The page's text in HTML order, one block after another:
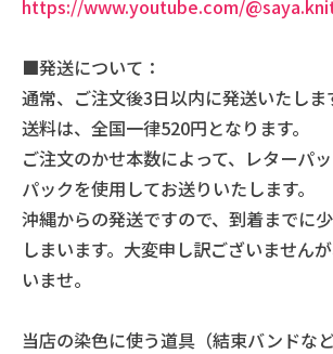
https://www.youtube.com/
■発送について：
通常、ご注文後3日以内に発送いたしま
送料は、全国一律520円となります。
ご注文のかせ本数によって、レターパ
パックを使用してお送りいたします。
沖縄からの発送ですので、到着までに
しまいます。大変申し訳ございません
いませ。
当店の染色に使う道具（結束バンドな